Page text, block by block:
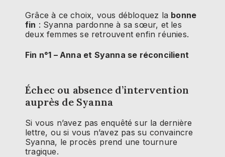
Grâce à ce choix, vous débloquez la bonne
fin : Syanna pardonne à sa sœur, et les
deux femmes se retrouvent enfin réunies.
Fin n°1 – Anna et Syanna se réconcilient
Échec ou absence d’intervention
auprès de Syanna
Si vous n’avez pas enquêté sur la dernière
lettre, ou si vous n’avez pas su convaincre
Syanna, le procès prend une tournure
tragique.